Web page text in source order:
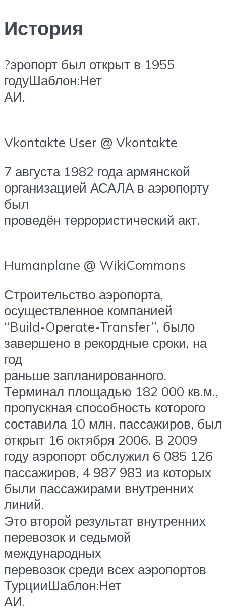
История
?эропорт был открыт в 1955
годуШаблон:Нет
АИ.
Vkontakte User @ Vkontakte
7 августа 1982 года армянской
организацией АСАЛА в аэропорту
был
проведён террористический акт.
Humanplane @ WikiCommons
Строительство аэропорта,
осуществленное компанией
“Build-Operate-Transfer”, было
завершено в рекордные сроки, на
год
раньше запланированного.
Терминал площадью 182 000 кв.м.,
пропускная способность которого
составила 10 млн. пассажиров, был
открыт 16 октября 2006. В 2009
году аэропорт обслужил 6 085 126
пассажиров, 4 987 983 из которых
были пассажирами внутренних
линий.
Это второй результат внутренних
перевозок и седьмой
международных
перевозок среди всех аэропортов
ТурцииШаблон:Нет
АИ.